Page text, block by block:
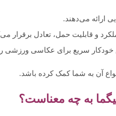
ارائه می‌دهند.
و قابلیت حمل، تعادل برقرار
سریع برای عکاسی ورزشی را
آن به شما کمک کرده باشد.
به چه معناست؟